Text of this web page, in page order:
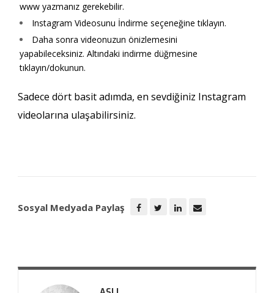
www yazmanız gerekebilir.
Instagram Videosunu İndirme seçeneğine tıklayın.
Daha sonra videonuzun önizlemesini
yapabileceksiniz. Altındaki indirme düğmesine
tıklayın/dokunun.
Sadece dört basit adımda, en sevdiğiniz Instagram
videolarına ulaşabilirsiniz.
Sosyal Medyada Paylaş